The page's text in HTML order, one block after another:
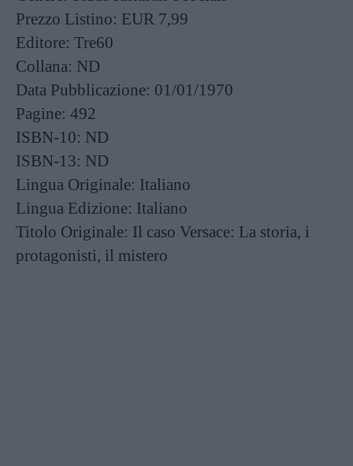
Prezzo Listino: EUR 7,99
Editore: Tre60
Collana: ND
Data Pubblicazione: 01/01/1970
Pagine: 492
ISBN-10: ND
ISBN-13: ND
Lingua Originale: Italiano
Lingua Edizione: Italiano
Titolo Originale: Il caso Versace: La storia, i
protagonisti, il mistero